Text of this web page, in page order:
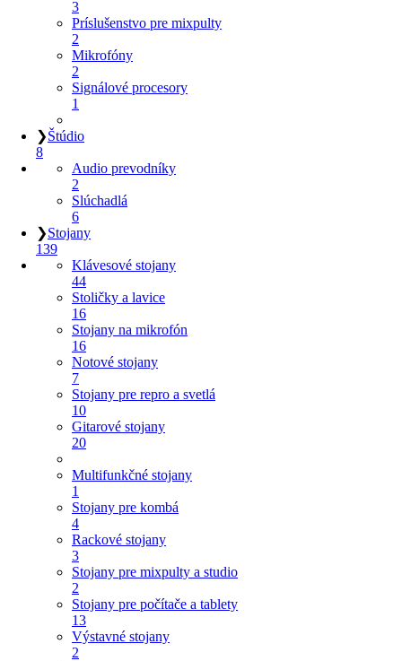
3
Príslušenstvo pre mixpulty
2
Mikrofóny
2
Signálové procesory
1
❯Štúdio
8
Audio prevodníky
2
Slúchadlá
6
❯Stojany
139
Klávesové stojany
44
Stoličky a lavice
16
Stojany na mikrofón
16
Notové stojany
7
Stojany pre repro a svetlá
10
Gitarové stojany
20
Multifunkčné stojany
1
Stojany pre kombá
4
Rackové stojany
3
Stojany pre mixpulty a studio
2
Stojany pre počítače a tablety
13
Výstavné stojany
2